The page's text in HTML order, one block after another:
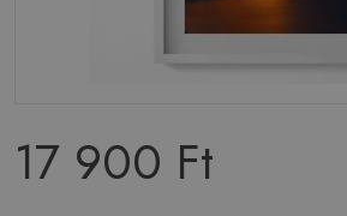
17 900 Ft